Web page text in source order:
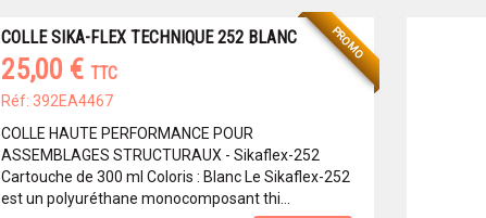
PROMO
COLLE SIKA-FLEX TECHNIQUE 252 BLANC
25,00 € TTC
Réf: 392EA4467
COLLE HAUTE PERFORMANCE POUR
ASSEMBLAGES STRUCTURAUX - Sikaflex-252
Cartouche de 300 ml Coloris : Blanc Le Sikaflex-252
est un polyuréthane monocomposant thi...